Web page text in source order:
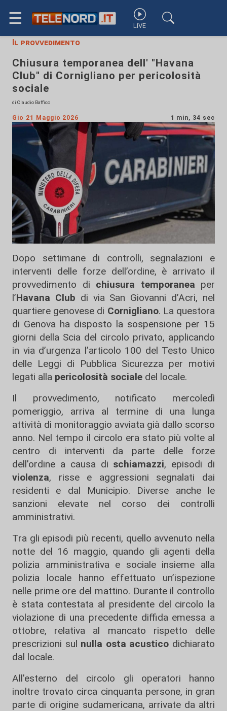
☰ LIVE
Il provvedimento
Chiusura temporanea dell' "Havana
Club" di Cornigliano per pericolosità
sociale
di Claudio Baffico
Gio 21 Maggio 2026 1 min, 34 sec
Dopo settimane di controlli, segnalazioni e
interventi delle forze dell’ordine, è arrivato il
provvedimento di chiusura temporanea per
l’Havana Club di via San Giovanni d’Acri, nel
quartiere genovese di Cornigliano. La questora
di Genova ha disposto la sospensione per 15
giorni della Scia del circolo privato, applicando
in via d’urgenza l’articolo 100 del Testo Unico
delle Leggi di Pubblica Sicurezza per motivi
legati alla pericolosità sociale del locale.
Il provvedimento, notificato mercoledì
pomeriggio, arriva al termine di una lunga
attività di monitoraggio avviata già dallo scorso
anno. Nel tempo il circolo era stato più volte al
centro di interventi da parte delle forze
dell’ordine a causa di schiamazzi, episodi di
violenza, risse e aggressioni segnalati dai
residenti e dal Municipio. Diverse anche le
sanzioni elevate nel corso dei controlli
amministrativi.
Tra gli episodi più recenti, quello avvenuto nella
notte del 16 maggio, quando gli agenti della
polizia amministrativa e sociale insieme alla
polizia locale hanno effettuato un’ispezione
nelle prime ore del mattino. Durante il controllo
è stata contestata al presidente del circolo la
violazione di una precedente diffida emessa a
ottobre, relativa al mancato rispetto delle
prescrizioni sul nulla osta acustico dichiarato
dal locale.
All’esterno del circolo gli operatori hanno
inoltre trovato circa cinquanta persone, in gran
parte di origine sudamericana, arrivate da altri